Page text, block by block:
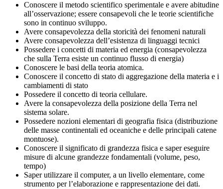
Conoscere il metodo scientifico sperimentale e avere abitudine
all’osservazione; essere consapevoli che le teorie scientifiche
sono in continuo sviluppo.
Avere consapevolezza della storicità dei fenomeni naturali
Avere consapevolezza dell’esistenza di linguaggi tecnici
Possedere i concetti di materia ed energia (consapevolezza
che sulla Terra esiste un continuo flusso di energia)
Conoscere le basi della teoria atomica.
Conoscere il concetto di stato di aggregazione della materia e i
cambiamenti di stato
Possedere il concetto di teoria cellulare.
Avere la consapevolezza della posizione della Terra nel
sistema solare.
Possedere nozioni elementari di geografia fisica (distribuzione
delle masse continentali ed oceaniche e delle principali catene
montuose).
Conoscere il significato di grandezza fisica e saper eseguire
misure di alcune grandezze fondamentali (volume, peso,
tempo)
Saper utilizzare il computer, a un livello elementare, come
strumento per l’elaborazione e rappresentazione dei dati.